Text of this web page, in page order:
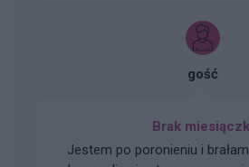
wyszedł bardzo niski poziom
14. Co teraz?
gość
Brak
Jestem po poronieniu i